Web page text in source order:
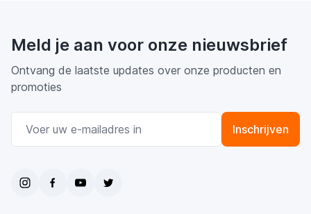
Meld je aan voor onze nieuwsbrief
Ontvang de laatste updates over onze producten en
promoties
Inschrijven